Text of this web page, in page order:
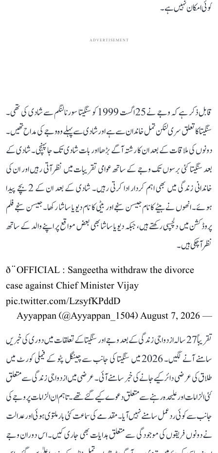
کوئی امکان نہیں ہے۔
ADVERTISEMENT
قابل ذکر ہے کہ وجے نے 25 اگست 1999 کو سنگیتا سورنالنگم سے شادی کی تھی۔
سنگیتا کا تعلق سری لنکن تمل خاندان سے ہے اور شادی سے پہلے وہ وجے کی مداح تھیں۔
دونوں کی ملاقات کے بعد ان کا رشتہ آگے بڑھا اور بات شادی تک جا پہنچی۔ شادی کے
بعد سنگیتا کئی برسوں تک وجے کے ساتھ عوامی تقریبات میں نظر آتی رہیں اور ان کی
خاندانی زندگی میں بھی اہم کردار ادا کرتی رہیں۔ شادی کے بعد ان کے 2 بچے پیدا
ہوئے۔ انھوں نے بیٹے کا نام جیسن سنجے اور بیٹی کا نام دیویا ساشا رکھا۔ جیسن سنجے فلم
پروڈکشن میں دلچسپی رکھتے ہیں، جبکہ دیویا ساشا بھی بعض مواقع پر اپنے والد کے ساتھ
نظر آ چکی ہیں۔
ð¨OFFICIAL : Sangeetha withdraw the divorce
case against Chief Minister Vijay
pic.twitter.com/LzsyfKPddD
— Ayyappan (@Ayyappan_1504)
August 7, 2026
تقریباً 27 سالہ ازدواجی زندگی کے بعد وجے اور سنگیتا کے تعلقات میں دوری کی خبریں
سامنے آنے لگیں۔ 2026 میں سنگیتا کی جانب سے چینگل پٹو کے فیملی کورٹ میں
طلاق کی عرضی دائر کیے جانے کی خبر سامنے آئی۔ عرضی میں ازدواجی زندگی سے متعلق
کئی الزامات اور علیحدہ رہنے سے متعلق دعوے کیے گئے تھے۔ تاہم ان الزامات پر وجے کی
جانب سے کوئی ردعمل سامنے نہیں آیا۔ مقدمے کی سماعت کئی بار ملتوی ہوئی اور عدالت
نے دونوں فریقوں کی موجودگی سے متعلق ہدایات بھی جاری کیں۔ اس دوران وجے